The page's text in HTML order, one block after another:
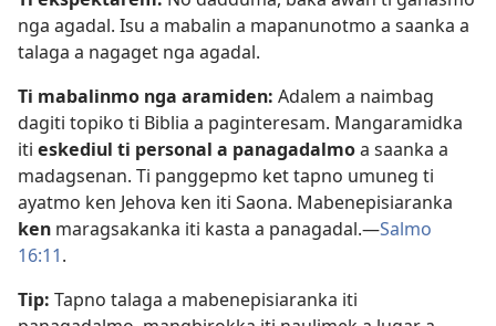
nga agadal. Isu a mabalin a mapanunotmo a saanka a
talaga a nagaget nga agadal.
Ti mabalinmo nga aramiden: Adalem a naimbag
dagiti topiko ti Biblia a paginteresam. Mangaramidka
iti eskediul ti personal a panagadalmoa saanka a
madagsenan. Ti panggepmo ket tapno umuneg ti
ayatmo ken Jehova ken iti Saona. Mabenepisiaranka
ken maragsakanka iti kasta a panagadal.—Salmo
16:11.
Tip: Tapno talaga a mabenepisiaranka iti